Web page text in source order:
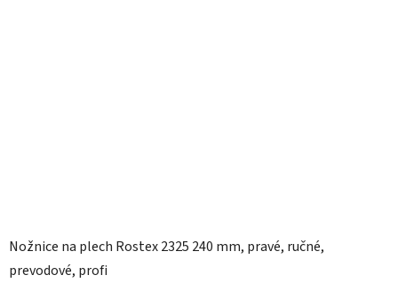
Nožnice na plech Rostex 2325 240 mm, pravé, ručné,
prevodové, profi